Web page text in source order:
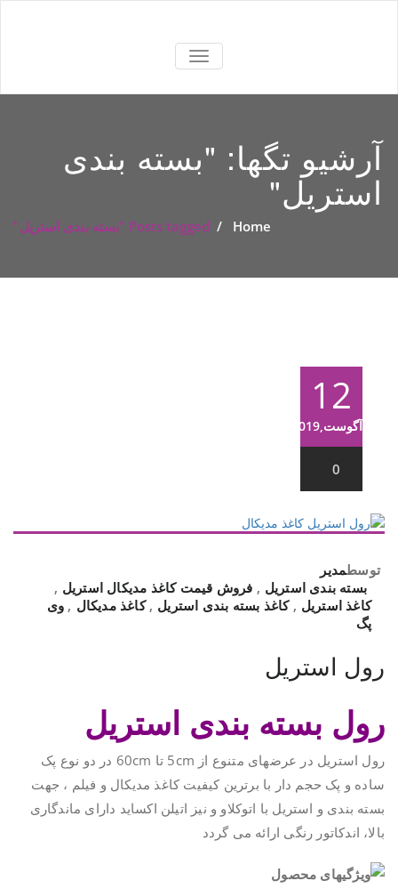
TOGGLE
NAVIGATION
آرشیو تگها: "بسته بندی
استریل"
Home
/ Posts tagged "بسته بندی استریل"
12
آگوست,2019
0
توسطمدیر
بسته بندی استریل , فروش قیمت کاغذ مدیکال استریل ,
کاغذ استریل ,کاغذ بسته بندی استریل ,کاغذ مدیکال , وی
پگ
رول استریل
رول بسته بندی استریل
رول استریل در عرضهای متنوع از 5cm تا 60cm در دو نوع پک
ساده و پک حجم دار با برترین کیفیت کاغذ مدیکال و فیلم ، جهت
بسته بندی و استریل با اتوکلاو و نیز اتیلن اکساید دارای ماندگاری
بالا، اندکاتور رنگی ارائه می گردد